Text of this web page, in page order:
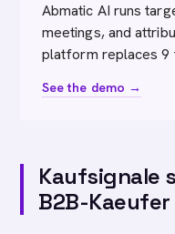
Abmatic AI runs
meetings, and
platform replaces 9
See the demo →
Kaufsignale
B2B-Kaeufer